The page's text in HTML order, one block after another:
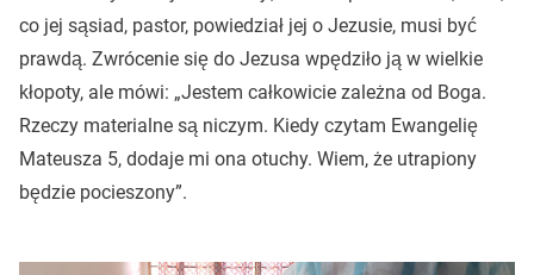
co jej sąsiad, pastor, powiedział jej o Jezusie, musi być
prawdą. Zwrócenie się do Jezusa wpędziło ją w wielkie
kłopoty, ale mówi: „Jestem całkowicie zależna od Boga.
Rzeczy materialne są niczym. Kiedy czytam Ewangelię
Mateusza 5, dodaje mi ona otuchy. Wiem, że utrapiony
będzie pocieszony”.